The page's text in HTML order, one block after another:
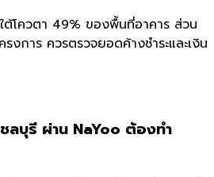
ต้โควตา 49% ของพื้นที่อาคาร ส่วน
งการ ควรตรวจยอดค้างชำระและเงิน
ลบุรี ผ่าน NaYoo ต้องทำ